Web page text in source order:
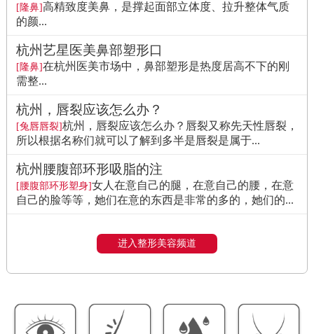
[隆鼻]高精致度美鼻，是撑起面部立体度、拉升整体气质
的颜...
杭州艺星医美鼻部塑形口
[隆鼻]在杭州医美市场中，鼻部塑形是热度居高不下的刚
需整...
杭州，唇裂应该怎么办？
[兔唇唇裂]杭州，唇裂应该怎么办？唇裂又称先天性唇裂，
所以根据名称们就可以了解到多半是唇裂是属于...
杭州腰腹部环形吸脂的注
[腰腹部环形塑身]女人在意自己的腿，在意自己的腰，在意
自己的脸等等，她们在意的东西是非常的多的，她们的...
进入整形美容频道